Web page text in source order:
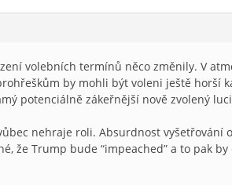
volebních termínů něco změnily. V
by mohli být voleni ještě horší
potenciálně zákeřnější nově zvolený
nehraje roli. Absurdnost vyšetřování
že Trump bude “impeached” a to pak